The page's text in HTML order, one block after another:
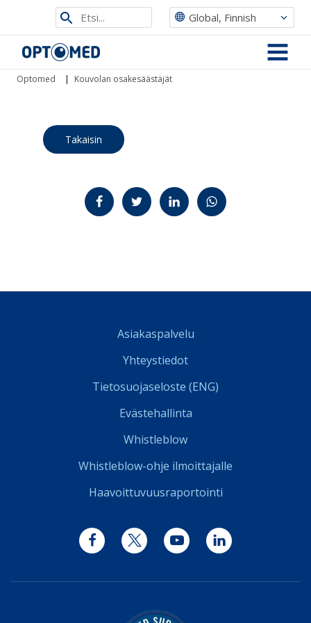
Etsi
sivustolta
Global, Finnish
Optomed MENU
Optomed | Kouvolan osakesäästäjät
Takaisin
Jaa FacebookissaJaa TwitterissäJaa LinkedInissäJaa WhatsAppissa
Asiakaspalvelu
Yhteystiedot
Tietosuojaseloste (ENG)
Evästehallinta
Whistleblow
Whistleblow-ohje ilmoittajalle
Haavoittuvuusraportointi
FacebookTwitter YouTube LinkedIn